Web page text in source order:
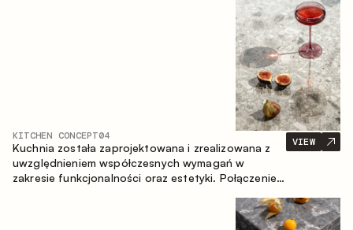
KITCHEN CONCEPT04
Kuchnia została zaprojektowana i zrealizowana z
uwzględnieniem współczesnych wymagań w
zakresie funkcjonalności oraz estetyki. Połączenie
VIEW